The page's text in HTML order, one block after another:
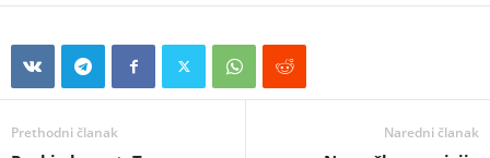
Prethodni članak Naredni članak